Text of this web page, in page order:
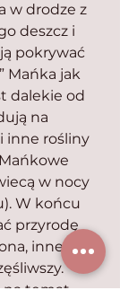
w drodze z
deszcz i
pokrywać
Mańka jak
dalekie od
na
inne rośliny
w nocy
W końcu
przyrodę
inne
na temat